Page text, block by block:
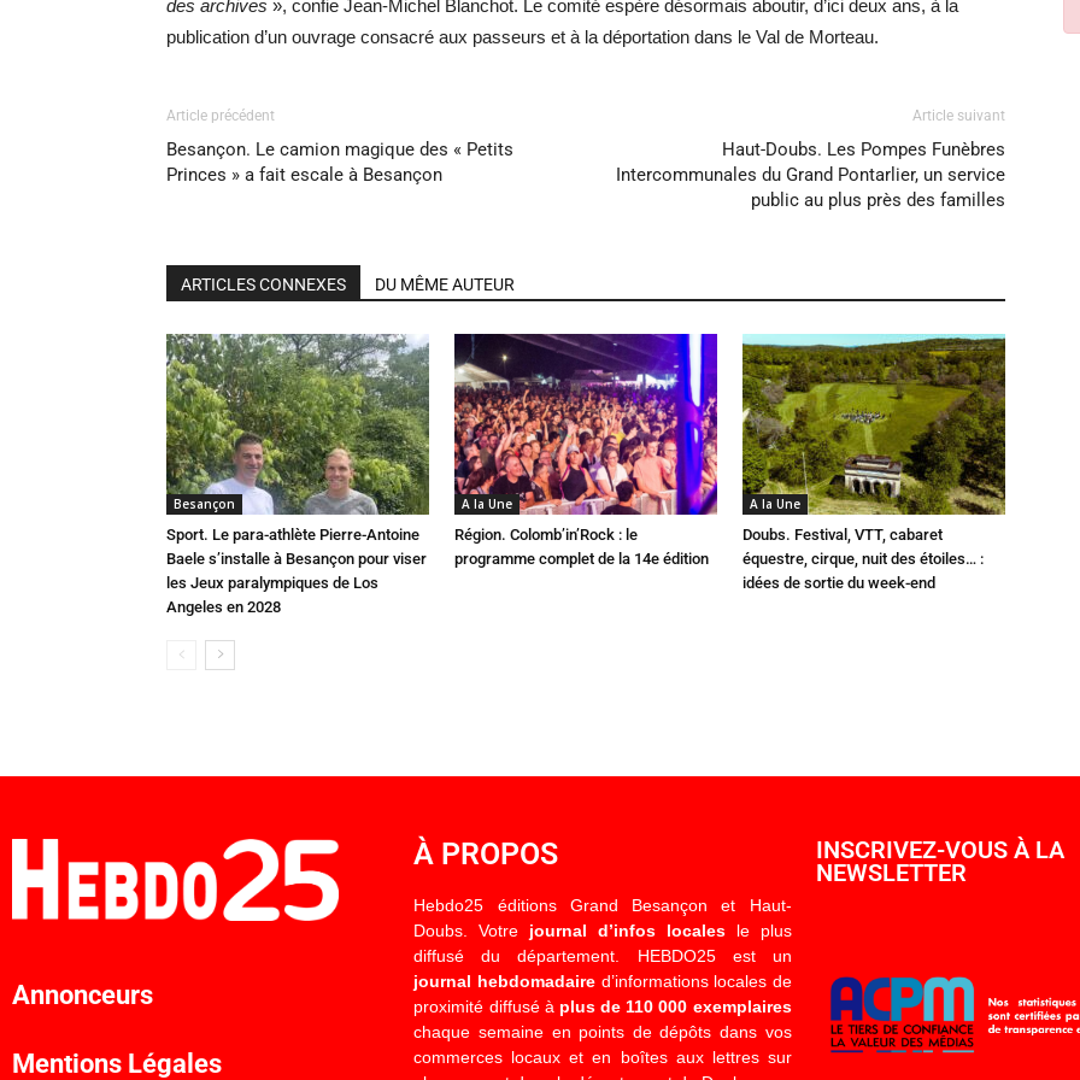
des archives », confie Jean-Michel Blanchot. Le comité espère désormais aboutir, d’ici deux ans, à la
publication d’un ouvrage consacré aux passeurs et à la déportation dans le Val de Morteau.
Article précédent
Besançon. Le camion magique des « Petits
Princes » a fait escale à Besançon
Article suivant
Haut-Doubs. Les Pompes Funèbres
Intercommunales du Grand Pontarlier, un service
public au plus près des familles
ARTICLES CONNEXES DU MÊME AUTEUR
Besançon
Sport. Le para-athlète Pierre-Antoine
Baele s’installe à Besançon pour viser
les Jeux paralympiques de Los
Angeles en 2028
A la Une
Région. Colomb’in’Rock : le
programme complet de la 14e édition
A la Une
Doubs. Festival, VTT, cabaret
équestre, cirque, nuit des étoiles… :
idées de sortie du week-end
Annonceurs
Mentions Légales
À PROPOS
Hebdo25 éditions Grand Besançon et Haut-
Doubs. Votre journal d’infos localesle plus
diffusé du département. HEBDO25 est un
journal hebdomadaired’informations locales de
proximité diffusé à plus de 110 000 exemplaires
chaque semaine en points de dépôts dans vos
commerces locaux et en boîtes aux lettres sur
INSCRIVEZ-VOUS À LA
NEWSLETTER